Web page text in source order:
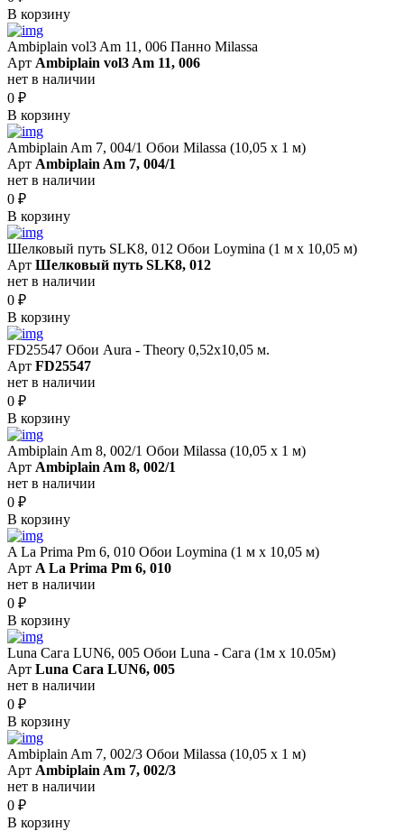
В корзину
Ambiplain vol3 Am 11, 006 Панно Milassa
Арт Ambiplain vol3 Am 11, 006
нет в наличии
0 ₽
В корзину
Ambiplain Am 7, 004/1 Обои Milassa (10,05 х 1 м)
Арт Ambiplain Am 7, 004/1
нет в наличии
0 ₽
В корзину
Шелковый путь SLK8, 012 Обои Loymina (1 м х 10,05 м)
Арт Шелковый путь SLK8, 012
нет в наличии
0 ₽
В корзину
FD25547 Обои Aura - Theory 0,52x10,05 м.
Арт FD25547
нет в наличии
0 ₽
В корзину
Ambiplain Am 8, 002/1 Обои Milassa (10,05 х 1 м)
Арт Ambiplain Am 8, 002/1
нет в наличии
0 ₽
В корзину
A La Prima Pm 6, 010 Обои Loymina (1 м х 10,05 м)
Арт A La Prima Pm 6, 010
нет в наличии
0 ₽
В корзину
Luna Сага LUN6, 005 Обои Luna - Сага (1м х 10.05м)
Арт Luna Сага LUN6, 005
нет в наличии
0 ₽
В корзину
Ambiplain Am 7, 002/3 Обои Milassa (10,05 х 1 м)
Арт Ambiplain Am 7, 002/3
нет в наличии
0 ₽
В корзину